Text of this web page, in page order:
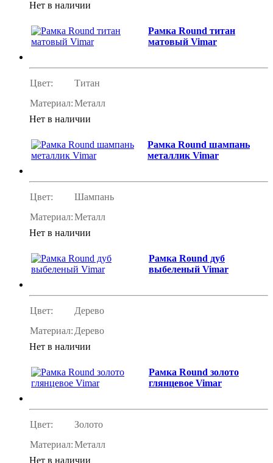
Нет в наличии
Рамка Round титан
матовый Vimar
Цвет:
Титан
Материал:Металл
Нет в наличии
Рамка Round шампань
металлик Vimar
Цвет:
Шампань
Материал:Металл
Нет в наличии
Рамка Round дуб
выбеленый Vimar
Цвет:
Дерево
Материал: Дерево
Нет в наличии
Рамка Round золото
глянцевое Vimar
Цвет:
Золото
Материал:Металл
Нет в наличии